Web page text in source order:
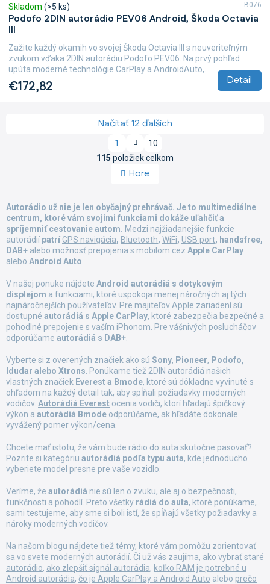
Podofo 2DIN autorádio PEV06 Android, Škoda Octavia
III
Skladom (>5 ks)
€172,82 Detail
Zažite každý okamih vo svojej Škoda Octavia III s neuveriteľným
zvukom vďaka 2DIN autorádiu Podofo PEV06. Na prvý pohľad
upúta moderné technológie CarPlay a AndroidAuto,...
B076
O
v
l
a
c
i
e
p
v
k
y
v
ý
s
u
Načítať 12 ďalších
S
t
r
á
n
v
a
n
i
e
1
10
115 položiek celkom
Hore
Autorádio už nie je len obyčajný prehrávač. Je to multimediálne
centrum, ktoré vám svojimi funkciami dokáže uľahčiť a
spríjemniť cestovanie autom. Medzi najžiadanejšie funkcie
autorádií patrí GPS navigácia, Bluetooth, WiFi, USB port, handsfree,
DAB+ alebo možnosť prepojenia s mobilom cez Apple CarPlay
alebo Android Auto.
V našej ponuke nájdete Android autorádiá s dotykovým
displejom a funkciami, ktoré uspokoja menej náročných aj tých
najnáročnejších používateľov. Pre majiteľov Apple zariadení sú
dostupné autorádiá s Apple CarPlay, ktoré zabezpečia bezpečné a
pohodlné prepojenie s vaším iPhonom. Pre vášnivých poslucháčov
odporúčame autorádiá s DAB+.
Vyberte si z overených značiek ako sú Sony, Pioneer, Podofo,
Idudar alebo Xtrons. Ponúkame tiež 2DIN autorádiá našich
vlastných značiek Everest a Bmode, ktoré sú dôkladne vyvinuté s
ohľadom na každý detail tak, aby spĺňali požiadavky moderných
vodičov. Autorádiá Everest ocenia vodiči, ktorí hľadajú špičkový
výkon a autorádiá Bmode odporúčame, ak hľadáte dokonale
vyvážený pomer výkon/cena.
Chcete mať istotu, že vám bude rádio do auta skutočne pasovať?
Pozrite si kategóriu autorádiá podľa typu auta, kde jednoducho
vyberiete model presne pre vaše vozidlo.
Veríme, že autorádiá nie sú len o zvuku, ale aj o bezpečnosti,
funkčnosti a pohodlí. Preto všetky rádiá do auta, ktoré ponúkame,
sami testujeme, aby sme si boli istí, že spĺňajú všetky požiadavky a
nároky moderných vodičov.
Na našom blogu nájdete tiež témy, ktoré vám pomôžu zorientovať
sa vo svete moderných autorádií. Či už vás zaujíma, ako vybrať staré
autorádio, ako zlepšiť signál autorádia, koľko RAM je potrebné u
Android autorádia, čo je Apple CarPlay a Android Auto alebo prečo